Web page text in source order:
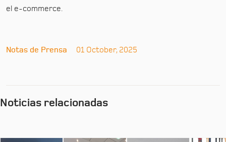
el e-commerce.
Notas de Prensa 01 October, 2025
Noticias relacionadas